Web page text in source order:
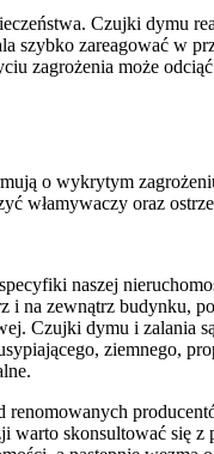
Czujki dymu
szybko zareagować w
zagrożenia może
o wykrytym
włamywaczy oraz
naszej
i na zewnątrz budynku,
Czujki dymu i zalania
ziemnego,
skonsultować się